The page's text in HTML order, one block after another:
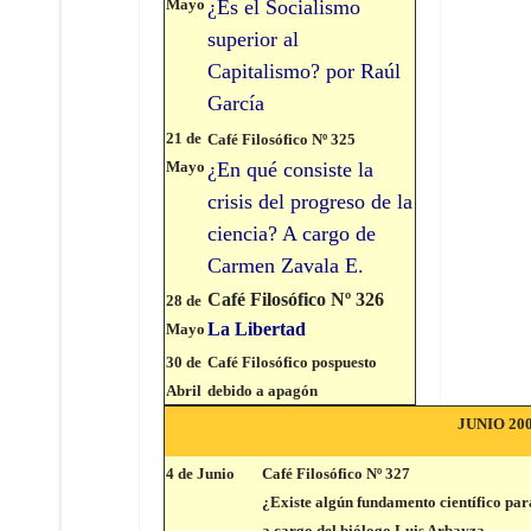
Mayo ¿Es el Socialismo
superior al
Capitalismo? por Raúl
García
21 de
Mayo
Café Filosófico Nº 325
¿En qué consiste la
crisis del progreso de la
ciencia? A cargo de
Carmen Zavala E.
28 de
Mayo
Café Filosófico Nº 326
La Libertad
30 de
Abril
Café Filosófico pospuesto
debido a apagón
JUNIO
4 de Junio Café Filosófico Nº 327
¿Existe algún fundamento científico